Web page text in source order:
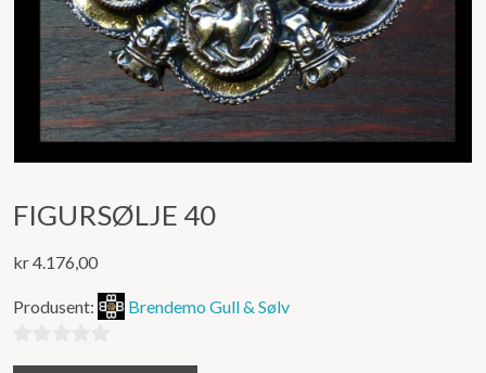
FIGURSØLJE 40
kr4.176,00
Produsent: Brendemo Gull & Sølv